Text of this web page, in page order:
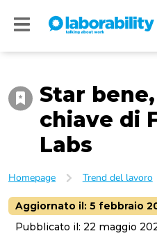
I nostri social
Accedi
People
Company
Star
chiave di
Labs
Homepage Trend del lavoro
Aggiornato il: 5 febbraio
Pubblicato il: 22 maggio